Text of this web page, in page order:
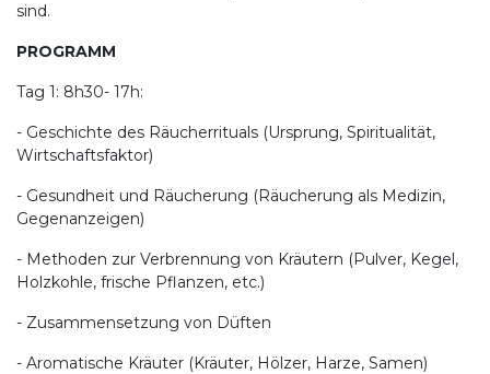
sind.
PROGRAMM
Tag 1: 8h30- 17h:
- Geschichte des Räucherrituals (Ursprung, Spiritualität,
Wirtschaftsfaktor)
- Gesundheit und Räucherung (Räucherung als Medizin,
Gegenanzeigen)
- Methoden zur Verbrennung von Kräutern (Pulver, Kegel,
Holzkohle, frische Pflanzen, etc.)
- Zusammensetzung von Düften
- Aromatische Kräuter (Kräuter, Hölzer, Harze, Samen)